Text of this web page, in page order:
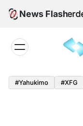
Skip
News Flash
Kemerdekaan
#yahukimo #XFG